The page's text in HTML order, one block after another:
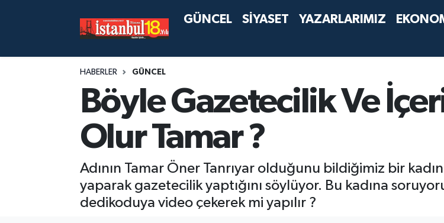
GÜNCEL SİYASET YAZARLARIMIZ
HABERLER GÜNCEL
Böyle Gazetecilik Ve
Olur Tamar ?
Adının Tamar Öner Tanrıyar olduğunu bildiğimiz bir
yaparak gazetecilik yaptığını söylüyor. Bu kadına
dedikoduya video çekerek mi yapılır ?